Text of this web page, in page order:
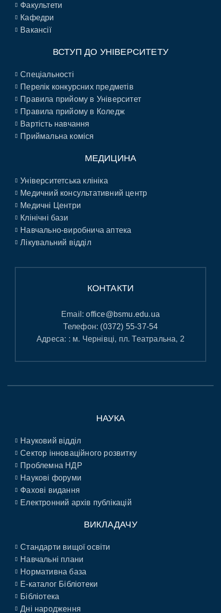
Факультети
Кафедри
Вакансії
ВСТУП ДО УНІВЕРСИТЕТУ
Спеціальності
Перелік конкурсних предметів
Правила прийому в Університет
Правила прийому в Коледж
Вартість навчання
Приймальна коміся
МЕДИЦИНА
Університетська клініка
Медичний консультативний центр
Медичні Центри
Клінічні бази
Навчально-виробнича аптека
Лікувальний відділ
КОНТАКТИ
Email:office@bsmu.edu.ua
Телефон: (0372) 55-37-54
Адреса: : м. Чернівці, пл. Театральна, 2
НАУКА
Науковий відділ
Сектор інноваційного розвитку
Проблемна НДР
Наукові форуми
Фахові видання
Електронний архів публікацій
ВИКЛАДАЧУ
Стандарти вищої освіти
Навчальні плани
Нормативна база
E-каталог Бібліотеки
Бібліотека
Дні народження